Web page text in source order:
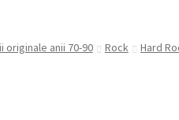
originale anii 70-90 Rock Hard